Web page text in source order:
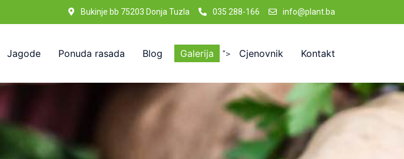
Bukinje bb 75203 Donja Tuzla 035 288-166 info@plant.ba
Jagode Ponuda rasada Blog Galerija "> Cjenovnik Kontakt